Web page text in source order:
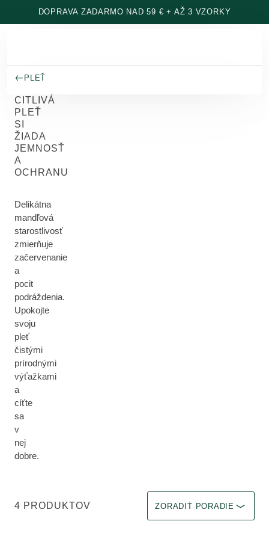
Prejsť na hlavný obsah
DOPRAVA ZADARMO NAD 59 € + AŽ 3 VZORKY
PLEŤ
CITLIVÁ
PLEŤ
SI
ŽIADA
JEMNOSŤ
A
OCHRANU
Delikátna
mandľová
starostlivosť
zmierňuje
začervenanie
a
pocit
podráždenia.
Upokojte
svoju
pleť
čistými
prírodnými
výťažkami
a
cíťte
sa
v
nej
dobre.
4 PRODUKTOV ZORADIŤ PORADIE